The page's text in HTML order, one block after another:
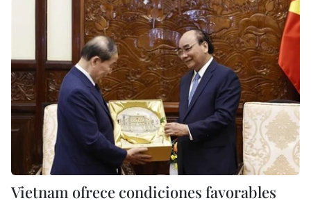
Vietnam ofrece condiciones favorables